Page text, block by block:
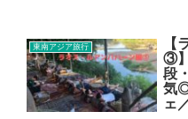
東南アジア旅行
【
③
段
気
ェ